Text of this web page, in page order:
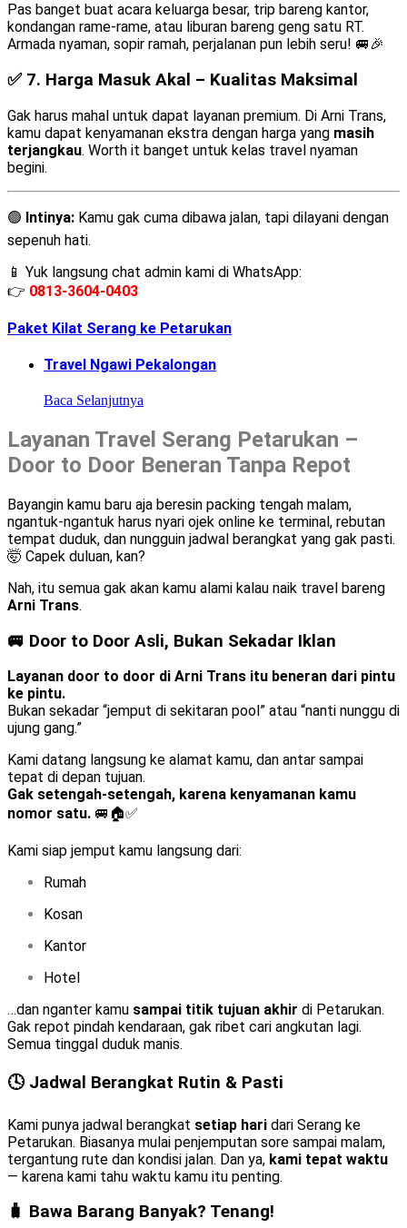
Pas banget buat acara keluarga besar, trip bareng kantor,
kondangan rame-rame, atau liburan bareng geng satu RT.
Armada nyaman, sopir ramah, perjalanan pun lebih seru! 🚐🎉
✅ 7. Harga Masuk Akal – Kualitas Maksimal
Gak harus mahal untuk dapat layanan premium. Di Arni Trans,
kamu dapat kenyamanan ekstra dengan harga yang masih
terjangkau. Worth it banget untuk kelas travel nyaman
begini.
🟢 Intinya: Kamu gak cuma dibawa jalan, tapi dilayani dengan
sepenuh hati.
📱 Yuk langsung chat admin kami di WhatsApp:
👉 0813-3604-0403
Paket Kilat Serang ke Petarukan
Travel Ngawi Pekalongan
Baca Selanjutnya
Layanan Travel Serang Petarukan –
Door to Door Beneran Tanpa Repot
Bayangin kamu baru aja beresin packing tengah malam,
ngantuk-ngantuk harus nyari ojek online ke terminal, rebutan
tempat duduk, dan nungguin jadwal berangkat yang gak pasti.
🤯 Capek duluan, kan?
Nah, itu semua gak akan kamu alami kalau naik travel bareng
Arni Trans.
🚐 Door to Door Asli, Bukan Sekadar Iklan
Layanan door to door di Arni Trans itu beneran dari pintu
ke pintu.
Bukan sekadar “jemput di sekitaran pool” atau “nanti nunggu di
ujung gang.”
Kami datang langsung ke alamat kamu, dan antar sampai
tepat di depan tujuan.
Gak setengah-setengah, karena kenyamanan kamu
nomor satu. 🚐🏠✅
Kami siap jemput kamu langsung dari:
Rumah
Kosan
Kantor
Hotel
…dan nganter kamu sampai titik tujuan akhir di Petarukan.
Gak repot pindah kendaraan, gak ribet cari angkutan lagi.
Semua tinggal duduk manis.
🕓 Jadwal Berangkat Rutin & Pasti
Kami punya jadwal berangkat setiap hari dari Serang ke
Petarukan. Biasanya mulai penjemputan sore sampai malam,
tergantung rute dan kondisi jalan. Dan ya, kami tepat waktu
— karena kami tahu waktu kamu itu penting.
🧳 Bawa Barang Banyak? Tenang!